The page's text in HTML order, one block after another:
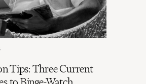
Tips: Three Current